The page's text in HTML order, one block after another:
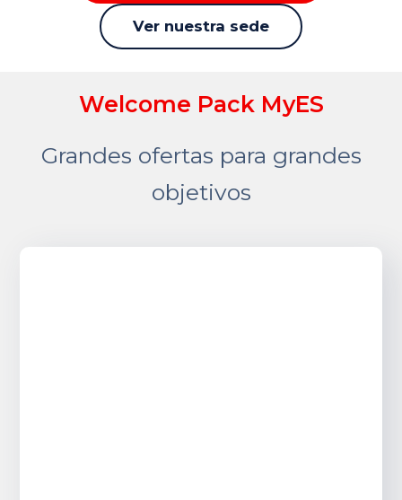
Ver nuestra sede
Welcome Pack MyES
Grandes ofertas para grandes
objetivos